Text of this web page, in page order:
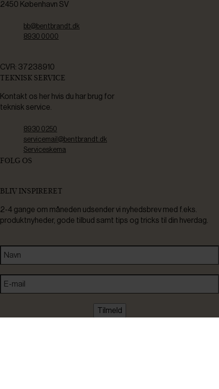
2450 København SV
bb@bentbrandt.dk
8930 0000
CVR: 37238910
TEKNISK SERVICE
Kontakt os her hvis du har brug for
teknisk service.
8930 0250
servicemail@bentbrandt.dk
Serviceskema
FØLG OS
BLIV INSPIRERET
2-4 gange om måneden udsender vi nyhedsbrev med f.eks.
produktnyheder, gode tilbud samt tips og tricks til din hverdag.
Tilmeld